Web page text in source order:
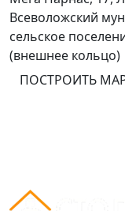
Всеволожский
сельское
(внешнее кольцо)
ПОСТРОИТЬ